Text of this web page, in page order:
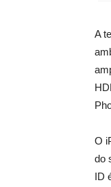
A
O
do
ID